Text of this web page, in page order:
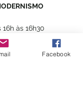
às 16h30
16h às 16h30Facebook